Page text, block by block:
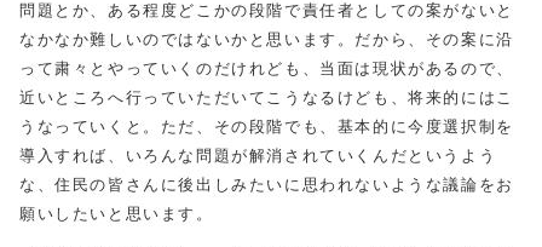
問題とか、ある程度どこかの段階で責任者としての案がないと
なかなか難しいのではないかと思います。だから、その案に沿
って粛々とやっていくのだけれども、当面は現状があるので、
近いところへ行っていただいてこうなるけども、将来的にはこ
うなっていくと。ただ、その段階でも、基本的に今度選択制を
導入すれば、いろんな問題が解消されていくんだというよう
な、住民の皆さんに後出しみたいに思われないような議論をお
願いしたいと思います。